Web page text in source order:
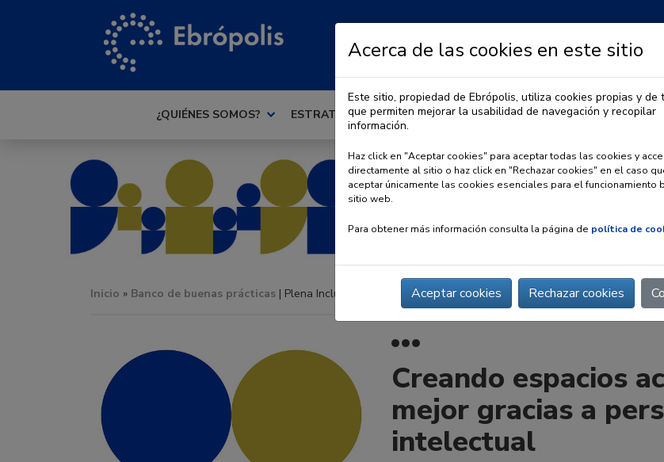
¿QUIÉNES SOMOS? ESTRATEGIA OBSERVATORIO URBANO PREMIO
Inicio » Banco de buenas prácticas | Plena Inclusión Aragón
Creando espacios
mejor gracias a
intelectual
Acerca de las cookies en este sitio
Este sitio, propiedad de Ebrópolis, utiliza cookies propias y de
que permiten mejorar la usabilidad de navegación y recopilar
información.
Haz click en "Aceptar cookies" para aceptar todas las cookies y
directamente al sitio o haz click en "Rechazar cookies" en el caso
aceptar únicamente las cookies esenciales para el funcionamiento
sitio web.
Para obtener más información consulta la página de política de
Aceptar cookies Rechazar cookies